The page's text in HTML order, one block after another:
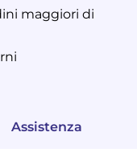
maggiori di
Assistenza